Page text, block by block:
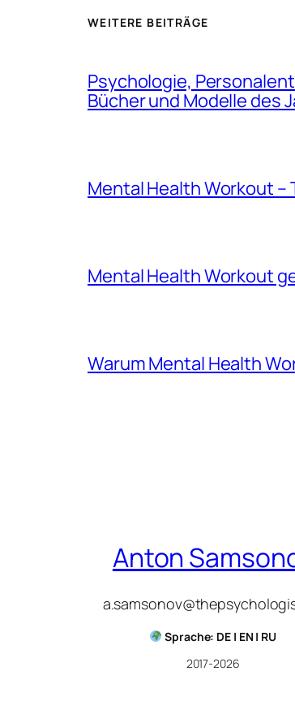
WEITERE BEITRÄGE
Psychologie,
Bücher und Modelle des
Mental Health Workout
Mental Health Workout
Warum Mental Health
Anton
Sprache: DE | EN | RU
2017-2026